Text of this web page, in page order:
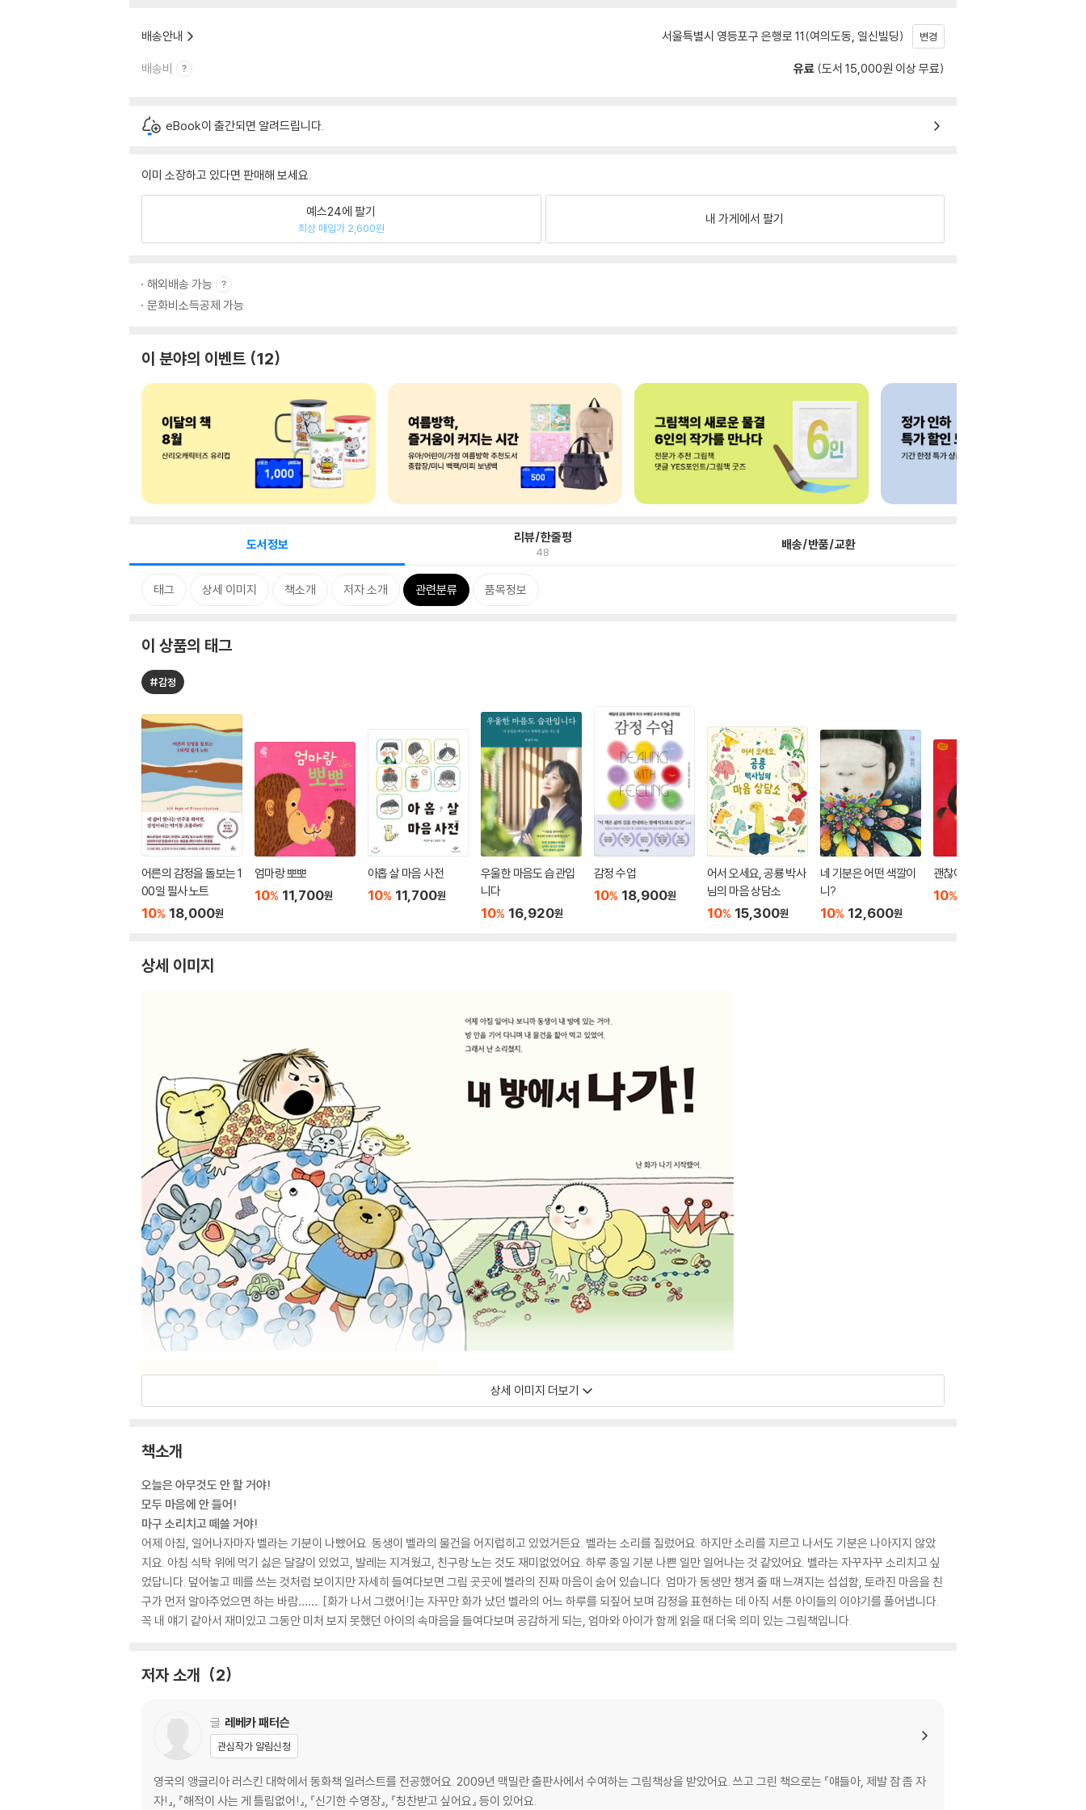
배송안내 서울특별시 영등포구 은행로 11(여의도동, 일신빌딩) 변경
배송비 유료 (도서 15,000원 이상 무료)
eBook이 출간되면 알려드립니다.
이미 소장하고 있다면 판매해 보세요.
예스24에 팔기
최상 매입가 2,600원
내 가게에서 팔기
해외배송 가능
문화비소득공제 가능
이 분야의 이벤트 12
도서정보 리뷰/한줄평
48 배송/반품/교환
태그 상세 이미지 책소개 저자 소개 관련분류 품목정보
이 상품의 태그
#감정
어른의 감정을 돌보는 1
00일 필사 노트
10% 18,000원
엄마랑 뽀뽀
10% 11,700원
아홉 살 마음 사전
10% 11,700원
우울한 마음도 습관입
니다
10% 16,920원
감정 수업
10% 18,900원
어서 오세요, 공룡 박사
님의 마음 상담소
10% 15,300원
네 기분은 어떤 색깔이
니?
10% 12,600원
괜찮아
10%
상세 이미지
상세 이미지 더보기
책소개
오늘은 아무것도 안 할 거야!
모두 마음에 안 들어!
마구 소리치고 떼쓸 거야!
어제 아침, 일어나자마자 벨라는 기분이 나빴어요. 동생이 벨라의 물건을 어지럽히고 있었거든요. 벨라는 소리를 질렀어요. 하지만 소리를 지르고 나서도 기분은 나아지지 않았
지요. 아침 식탁 위에 먹기 싫은 달걀이 있었고, 발레는 지겨웠고, 친구랑 노는 것도 재미없었어요. 하루 종일 기분 나쁜 일만 일어나는 것 같았어요. 벨라는 자꾸자꾸 소리치고 싶
었답니다. 덮어놓고 떼를 쓰는 것처럼 보이지만 자세히 들여다보면 그림 곳곳에 벨라의 진짜 마음이 숨어 있습니다. 엄마가 동생만 챙겨 줄 때 느껴지는 섭섭함, 토라진 마음을 친
구가 먼저 알아주었으면 하는 바람……. [화가 나서 그랬어!]는 자꾸만 화가 났던 벨라의 어느 하루를 되짚어 보며 감정을 표현하는 데 아직 서툰 아이들의 이야기를 풀어냅니다.
꼭 내 얘기 같아서 재미있고 그동안 미처 보지 못했던 아이의 속마음을 들여다보며 공감하게 되는, 엄마와 아이가 함께 읽을 때 더욱 의미 있는 그림책입니다.
저자 소개 2
글 레베카 패터슨
관심작가 알림신청
영국의 앵글리아 러스킨 대학에서 동화책 일러스트를 전공했어요. 2009년 맥밀란 출판사에서 수여하는 그림책상을 받았어요. 쓰고 그린 책으로는 『얘들아, 제발 잠 좀 자
자!』, 『해적이 사는 게 틀림없어!』, 『신기한 수영장』, 『칭찬받고 싶어요』 등이 있어요.